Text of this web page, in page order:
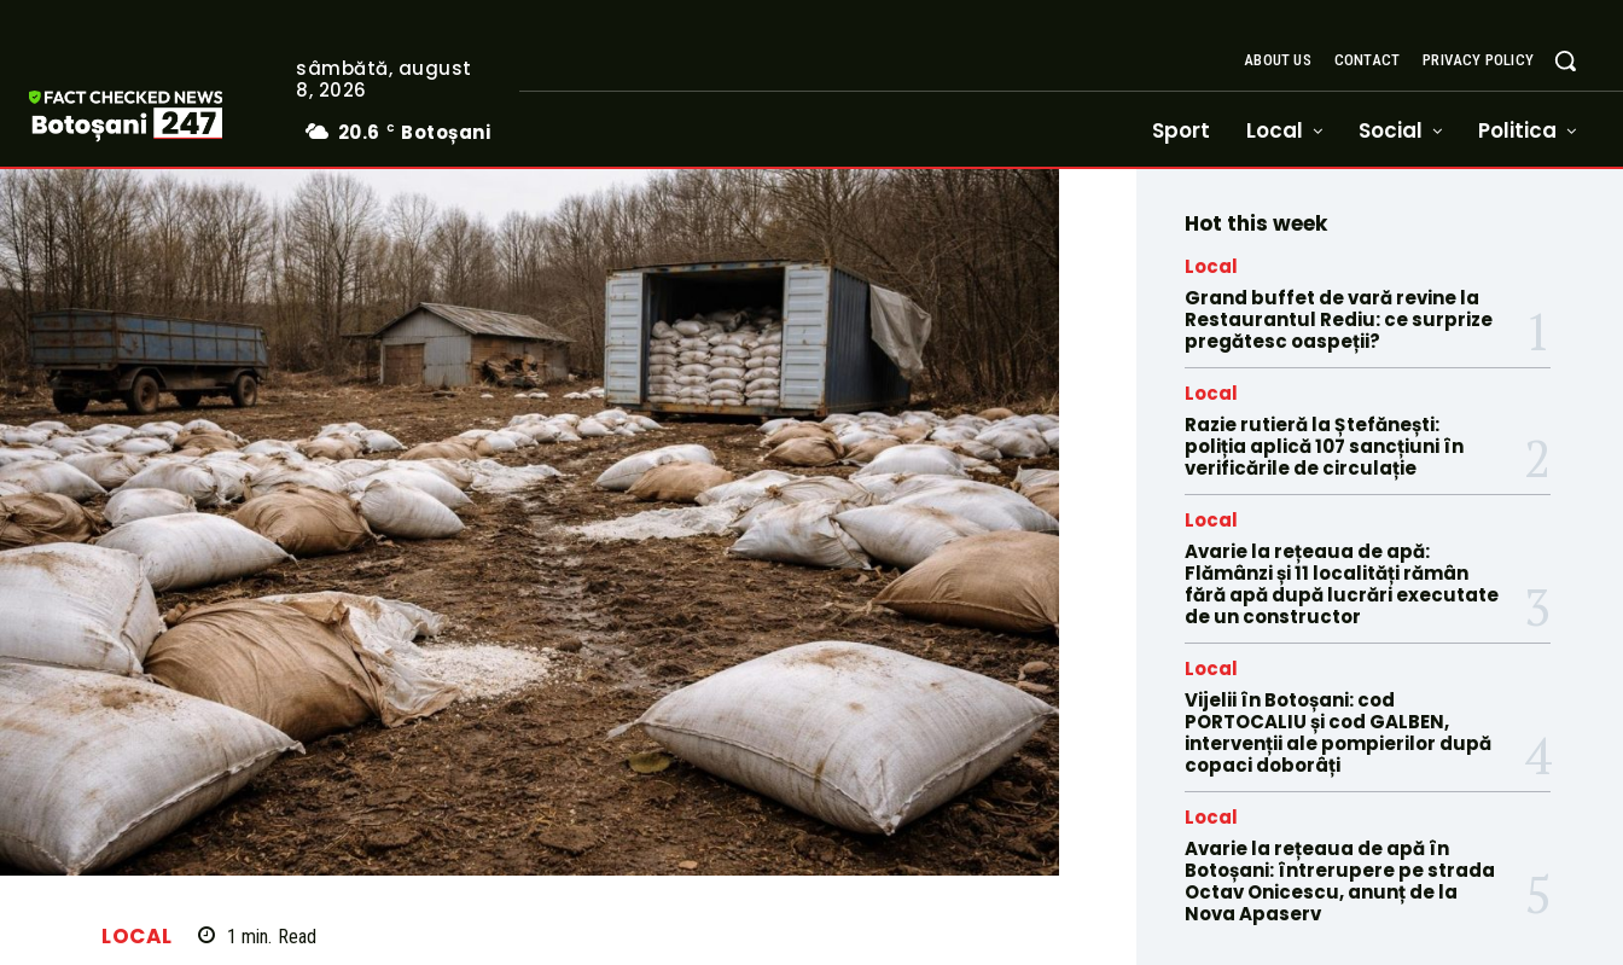
sâmbătă, august
8, 2026
20.6
C Botoșani
ABOUT US CONTACT PRIVACY POLICY
Sport Local Social Politica
LOCAL 1 min. Read
Hot this week
Local
Grand buffet de vară revine la
Restaurantul Rediu: ce surprize
pregătesc oaspeții?
Local
Razie rutieră la Ștefănești:
poliția aplică 107 sancțiuni în
verificările de circulație
Local
Avarie la rețeaua de apă:
Flămânzi și 11 localități rămân
fără apă după lucrări executate
de un constructor
Local
Vijelii în Botoșani: cod
PORTOCALIU și cod GALBEN,
intervenții ale pompierilor după
copaci doborâți
Local
Avarie la rețeaua de apă în
Botoșani: întrerupere pe strada
Octav Onicescu, anunț de la
Nova Apaserv